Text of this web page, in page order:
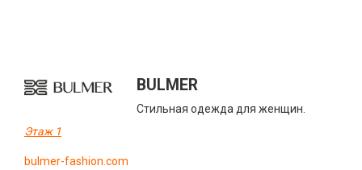
BULMER
Стильная одежда для женщин.
Этаж 1
bulmer-fashion.com